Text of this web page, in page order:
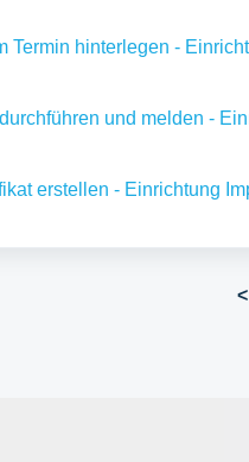
Termin hinterlegen -
und melden -
erstellen - Einrichtung